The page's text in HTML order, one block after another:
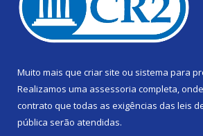
Muito mais que criar site ou sistema para
Realizamos uma assessoria completa,
contrato que todas as exigências das leis
pública serão atendidas.